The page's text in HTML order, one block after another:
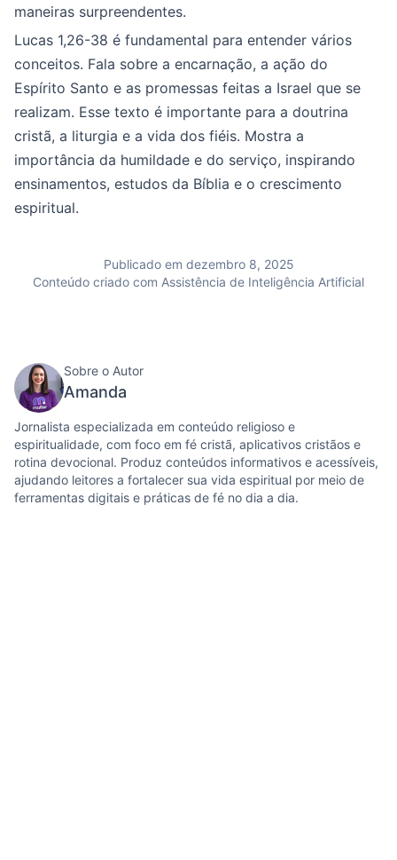
maneiras surpreendentes.
Lucas 1,26-38 é fundamental para entender vários
conceitos. Fala sobre a encarnação, a ação do
Espírito Santo e as promessas feitas a Israel que se
realizam. Esse texto é importante para a doutrina
cristã, a liturgia e a vida dos fiéis. Mostra a
importância da humildade e do serviço, inspirando
ensinamentos, estudos da Bíblia e o crescimento
espiritual.
Publicado em dezembro 8, 2025
Conteúdo criado com Assistência de Inteligência Artificial
Sobre o Autor
Amanda
Jornalista especializada em conteúdo religioso e
espiritualidade, com foco em fé cristã, aplicativos cristãos e
rotina devocional. Produz conteúdos informativos e acessíveis,
ajudando leitores a fortalecer sua vida espiritual por meio de
ferramentas digitais e práticas de fé no dia a dia.